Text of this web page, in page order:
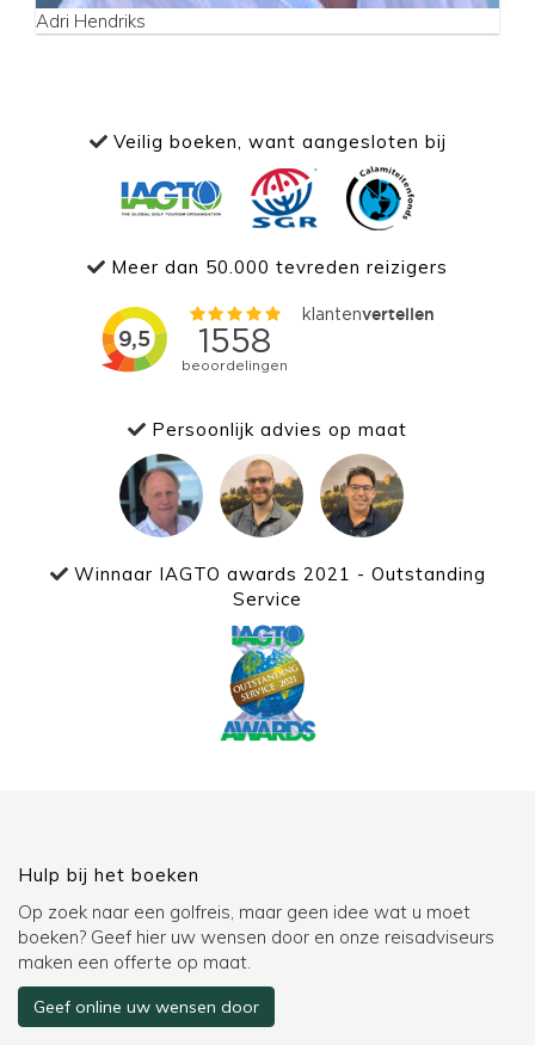
Adri Hendriks
Veilig boeken, want aangesloten bij
Meer dan 50.000 tevreden reizigers
Persoonlijk advies op maat
Winnaar IAGTO awards 2021 - Outstanding
Service
Hulp bij het boeken
Op zoek naar een golfreis, maar geen idee wat u moet
boeken? Geef hier uw wensen door en onze reisadviseurs
maken een offerte op maat.
Geef online uw wensen door